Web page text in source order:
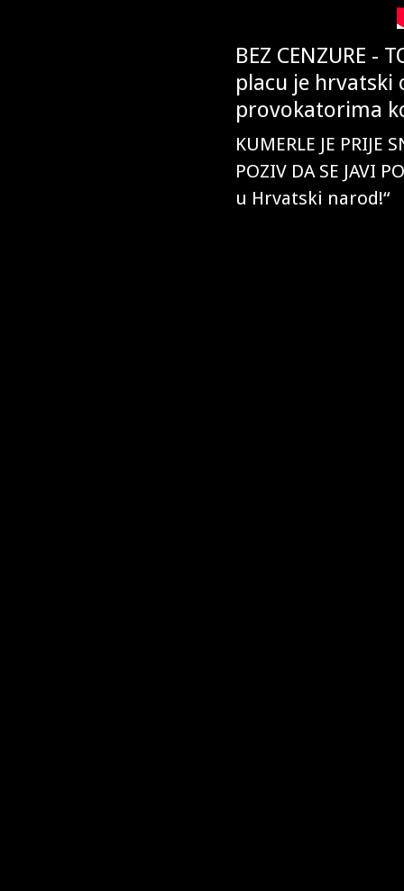
BEZ CENZURE -
placu je
provokatorima
KUMERLE JE PRIJE
POZIV DA SE JAVI
u Hrvatski narod!“